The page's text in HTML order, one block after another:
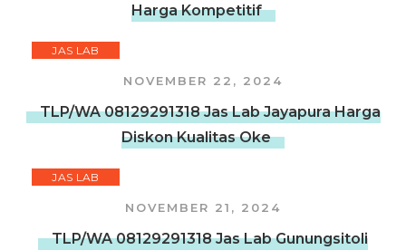
Harga Kompetitif
JAS LAB
NOVEMBER 22, 2024
TLP/WA 08129291318 Jas Lab Jayapura Harga
Diskon Kualitas Oke
JAS LAB
NOVEMBER 21, 2024
TLP/WA 08129291318 Jas Lab Gunungsitoli